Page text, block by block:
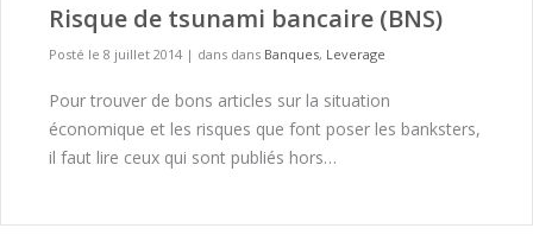
Risque de tsunami bancaire (BNS)
Posté le 8 juillet 2014 | dans dans Banques, Leverage
Pour trouver de bons articles sur la situation
économique et les risques que font poser les banksters,
il faut lire ceux qui sont publiés hors…